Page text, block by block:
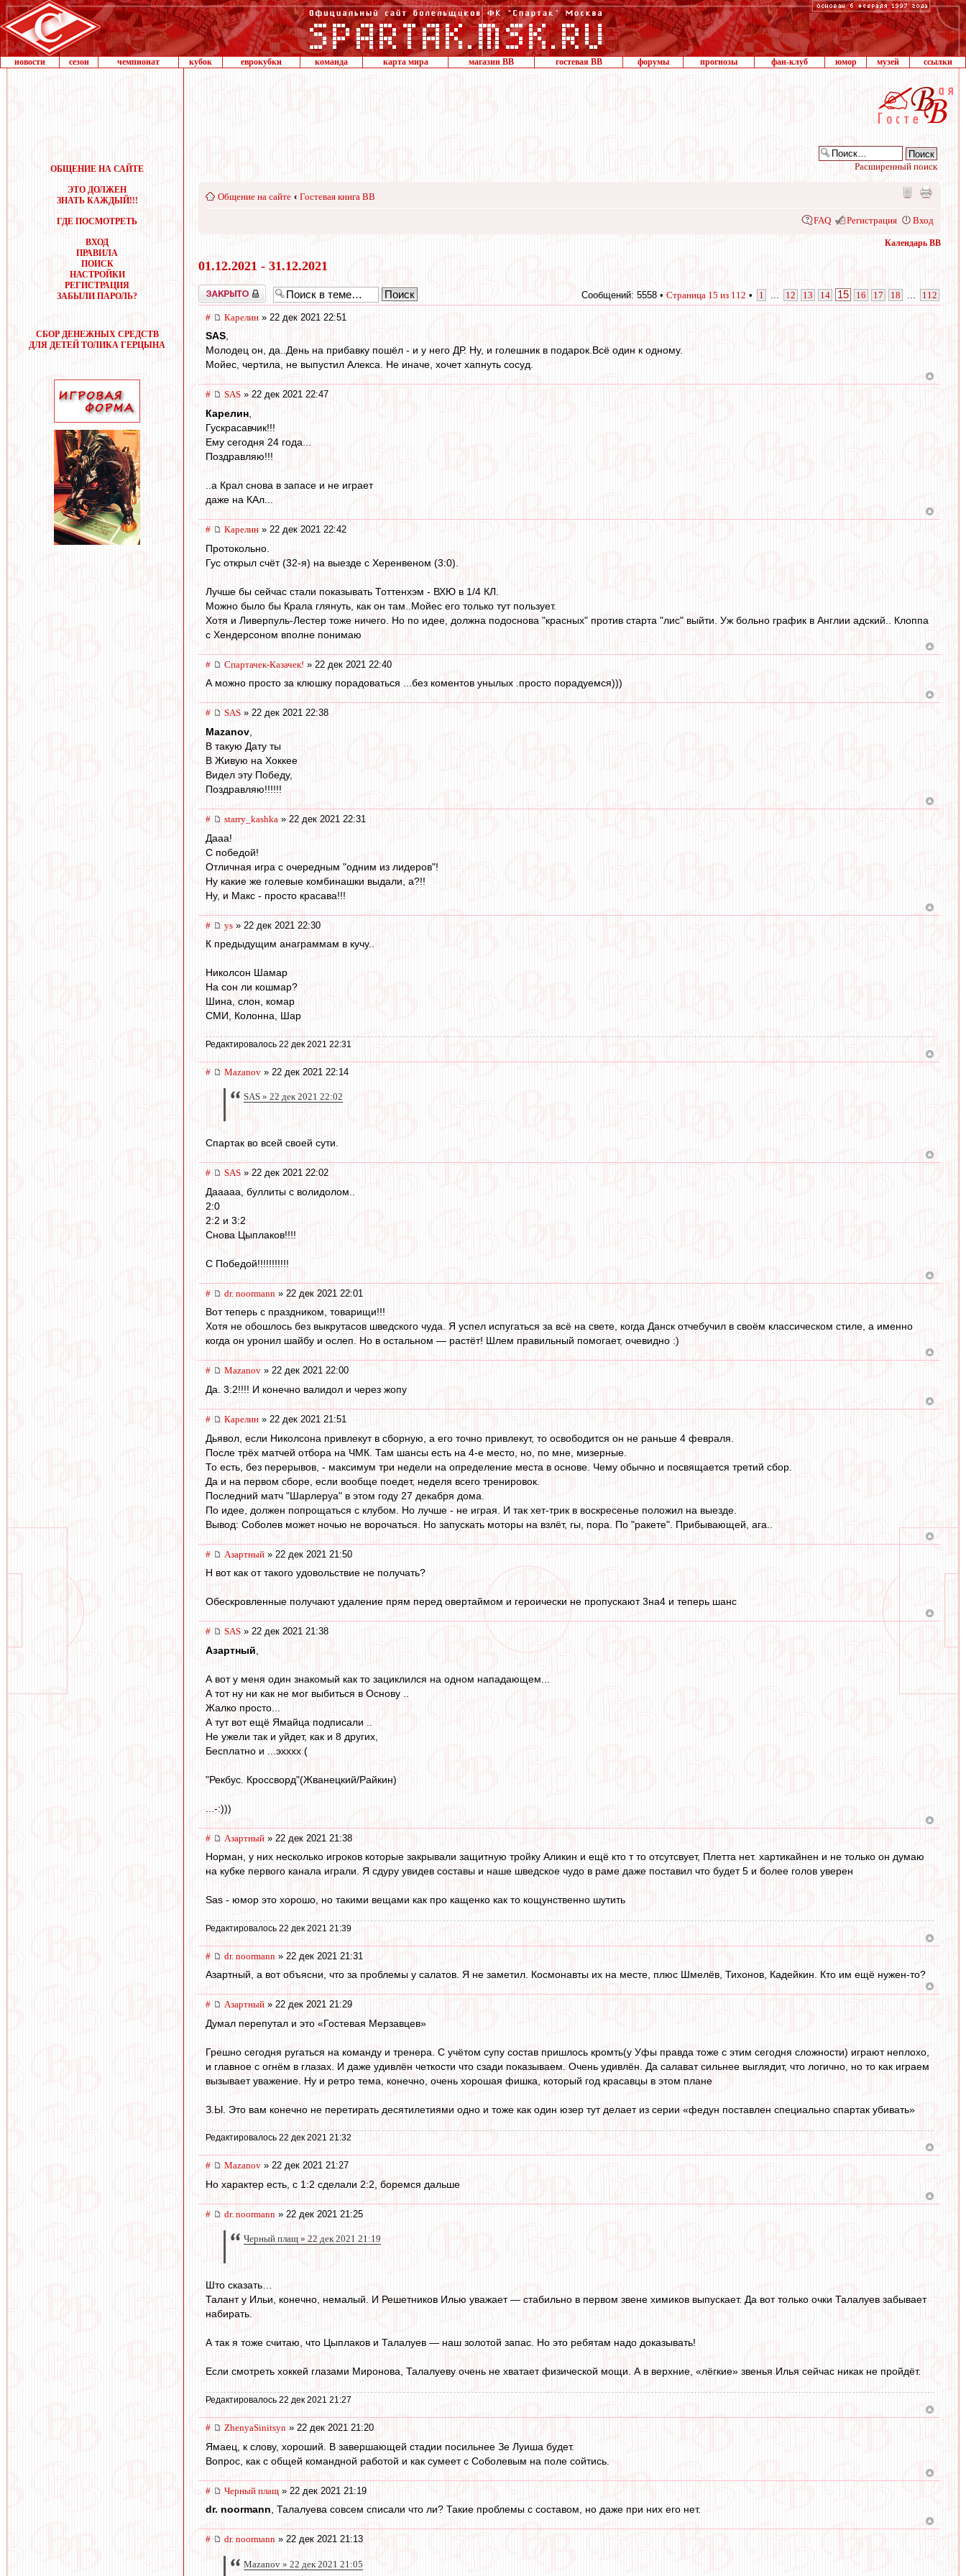
новости сезон чемпионат кубок еврокубки команда карта мира магазин ВВ гостевая ВВ форумы прогнозы фан-клуб юмор музей ссылки
ОБЩЕНИЕ НА САЙТЕ
ЭТО ДОЛЖЕН
ЗНАТЬ КАЖДЫЙ!!!
ГДЕ ПОСМОТРЕТЬ
ВХОД
ПРАВИЛА
ПОИСК
НАСТРОЙКИ
РЕГИСТРАЦИЯ
ЗАБЫЛИ ПАРОЛЬ?
СБОР ДЕНЕЖНЫХ СРЕДСТВ
ДЛЯ ДЕТЕЙ ТОЛИКА ГЕРЦЫНА
Расширенный поиск
Общение на сайте ‹ Гостевая книга ВВ
FAQ Регистрация Вход
Календарь ВВ
01.12.2021 - 31.12.2021
Закрыто Сообщений: 5558 • Страница 15 из 112 • 1 12 13 14 15 16 17 18 112
# Карелин » 22 дек 2021 22:51
SAS,
Молодец он, да..День на прибавку пошёл - и у него ДР. Ну, и голешник в подарок.Всё один к одному.
Мойес, чертила, не выпустил Алекса. Не иначе, хочет хапнуть сосуд.
# SAS » 22 дек 2021 22:47
Карелин
Гускрасавчик!!!
Ему сегодня 24 года...
Поздравляю!!!
..а Крал снова в запасе и не играет
даже на КАл...
# Карелин » 22 дек 2021 22:42
Протокольно.
Гус открыл счёт (32-я) на выезде с Херенвеном (3:0).
Лучше бы сейчас стали показывать Тоттенхэм - ВХЮ в 1/4 КЛ.
Можно было бы Крала глянуть, как он там..Мойес его только тут пользует.
Хотя и Ливерпуль-Лестер тоже ничего. Но по идее, должна подоснова "красных" против старта "лис" выйти. Уж больно график в Англии адский.. Клоппа
с Хендерсоном вполне понимаю
# Спартачек-Казачек! » 22 дек 2021 22:40
А можно просто за клюшку порадоваться ...без коментов унылых .просто порадуемся)))
# SAS » 22 дек 2021 22:38
Mazanov
В такую Дату ты
В Живую на Хоккее
Видел эту Победу,
Поздравляю!!!!!!
# starry_kashka » 22 дек 2021 22:31
Дааа!
С победой!
Отличная игра с очередным "одним из лидеров"!
Ну какие же голевые комбинашки выдали, а?!!
Ну, и Макс - просто красава!!!
# ys » 22 дек 2021 22:30
К предыдущим анаграммам в кучу..
Николсон Шамар
На сон ли кошмар?
Шина, слон, комар
СМИ, Колонна, Шар
Редактировалось 22 дек 2021 22:31
# Mazanov » 22 дек 2021 22:14
SAS » 22 дек 2021 22:02
Спартак во всей своей сути.
# SAS » 22 дек 2021 22:02
Дааааа, буллиты с волидолом..
2:0
2:2 и 3:2
Снова Цыплаков!!!!
С Победой!!!!!!!!!!!
# dr. noormann » 22 дек 2021 22:01
Вот теперь с праздником, товарищи!!!
Хотя не обошлось без выкрутасов шведского чуда. Я успел испугаться за всё на свете, когда Данск отчебучил в своём классическом стиле, а именно
когда он уронил шайбу и ослеп. Но в остальном — растёт! Шлем правильный помогает, очевидно :)
# Mazanov » 22 дек 2021 22:00
Да. 3:2!!!! И конечно валидол и через жопу
# Карелин » 22 дек 2021 21:51
Дьявол, если Николсона привлекут в сборную, а его точно привлекут, то освободится он не раньше 4 февраля.
После трёх матчей отбора на ЧМК. Там шансы есть на 4-е место, но, по мне, мизерные.
То есть, без перерывов, - максимум три недели на определение места в основе. Чему обычно и посвящается третий сбор.
Да и на первом сборе, если вообще поедет, неделя всего тренировок.
Последний матч "Шарлеруа" в этом году 27 декабря дома.
По идее, должен попрощаться с клубом. Но лучше - не играя. И так хет-трик в воскресенье положил на выезде.
Вывод: Соболев может ночью не ворочаться. Но запускать моторы на взлёт, гы, пора. По "ракете". Прибывающей, ага..
# Азартный » 22 дек 2021 21:50
Н вот как от такого удовольствие не получать?
Обескровленные получают удаление прям перед овертаймом и героически не пропускают 3на4 и теперь шанс
# SAS » 22 дек 2021 21:38
Азартный
А вот у меня один знакомый как то зациклился на одном нападающем...
А тот ну ни как не мог выбиться в Основу ..
Жалко просто...
А тут вот ещё Ямайца подписали ..
Не ужели так и уйдет, как и 8 других,
Бесплатно и ...эхххх (
"Рекбус. Кроссворд"(Жванецкий/Райкин)
...-:)))
# Азартный » 22 дек 2021 21:38
Норман, у них несколько игроков которые закрывали защитную тройку Аликин и ещё кто т то отсутсвует, Плетта нет. хартикайнен и не только он думаю
на кубке первого канала играли. Я сдуру увидев составы и наше шведское чудо в раме даже поставил что будет 5 и более голов уверен
Sas - юмор это хорошо, но такими вещами как про кащенко как то кощунственно шутить
Редактировалось 22 дек 2021 21:39
# dr. noormann » 22 дек 2021 21:31
Азартный, а вот объясни, что за проблемы у салатов. Я не заметил. Космонавты их на месте, плюс Шмелёв, Тихонов, Кадейкин. Кто им ещё нужен-то?
# Азартный » 22 дек 2021 21:29
Думал перепутал и это «Гостевая Мерзавцев»
Грешно сегодня ругаться на команду и тренера. С учётом супу состав пришлось кромть(у Уфы правда тоже с этим сегодня сложности) играют неплохо,
и главное с огнём в глазах. И даже удивлён четкости что сзади показываем. Очень удивлён. Да салават сильнее выглядит, что логично, но то как играем
вызывает уважение. Ну и ретро тема, конечно, очень хорошая фишка, который год красавцы в этом плане
З.Ы. Это вам конечно не перетирать десятилетиями одно и тоже как один юзер тут делает из серии «федун поставлен специально спартак убивать»
Редактировалось 22 дек 2021 21:32
# Mazanov » 22 дек 2021 21:27
Но характер есть, с 1:2 сделали 2:2, боремся дальше
# dr. noormann » 22 дек 2021 21:25
Черный плащ » 22 дек 2021 21:19
Што сказать…
Талант у Ильи, конечно, немалый. И Решетников Илью уважает — стабильно в первом звене химиков выпускает. Да вот только очки Талалуев забывает
набирать.
А так я тоже считаю, что Цыплаков и Талалуев — наш золотой запас. Но это ребятам надо доказывать!
Если смотреть хоккей глазами Миронова, Талалуеву очень не хватает физической мощи. А в верхние, «лёгкие» звенья Илья сейчас никак не пройдёт.
Редактировалось 22 дек 2021 21:27
# ZhenyaSinitsyn » 22 дек 2021 21:20
Ямаец, к слову, хороший. В завершающей стадии посильнее Зе Луиша будет.
Вопрос, как с общей командной работой и как сумеет с Соболевым на поле сойтись.
# Черный плащ » 22 дек 2021 21:19
dr. noormann , Талалуева совсем списали что ли? Такие проблемы с составом, но даже при них его нет.
# dr. noormann » 22 дек 2021 21:13
Mazanov » 22 дек 2021 21:05